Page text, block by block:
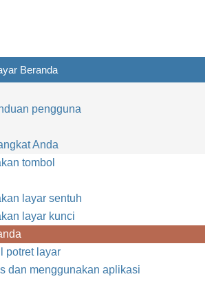
Beranda
pengguna
Anda
tombol
layar sentuh
layar kunci
potret layar
dan menggunakan aplikasi